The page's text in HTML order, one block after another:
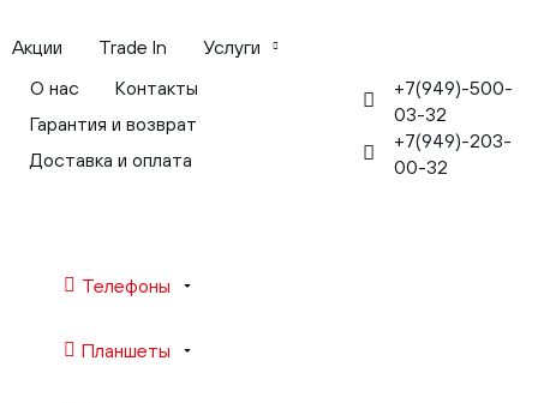
Акции Trade In
Услуги
О нас
Контакты
Гарантия и возврат
Доставка и оплата
+7(949)-500-
03-32
+7(949)-203-
00-32
Телефоны
Планшеты